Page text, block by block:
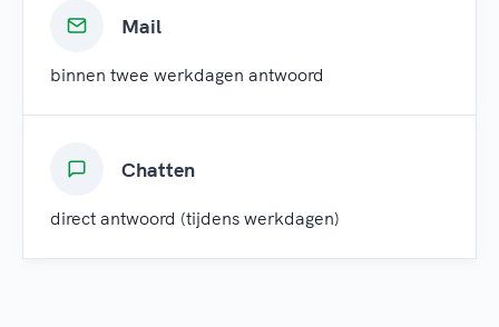
Mail
binnen twee werkdagen antwoord
Chatten
direct antwoord (tijdens werkdagen)